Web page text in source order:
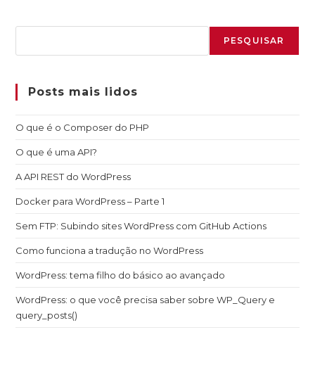
PESQUISAR
Posts mais lidos
O que é o Composer do PHP
O que é uma API?
A API REST do WordPress
Docker para WordPress – Parte 1
Sem FTP: Subindo sites WordPress com GitHub Actions
Como funciona a tradução no WordPress
WordPress: tema filho do básico ao avançado
WordPress: o que você precisa saber sobre WP_Query e
query_posts()